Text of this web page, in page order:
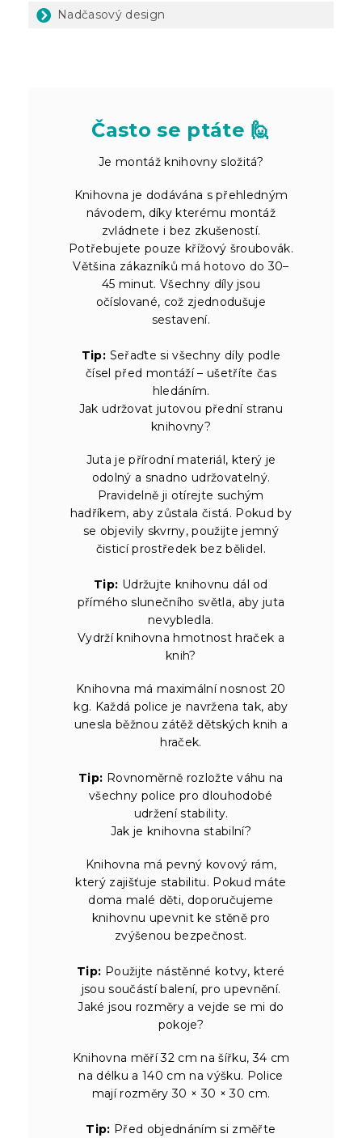
Nadčasový design
Často se ptáte 🙋
Je montáž knihovny složitá?
Knihovna je dodávána s přehledným
návodem, díky kterému montáž
zvládnete i bez zkušeností.
Potřebujete pouze křížový šroubovák.
Většina zákazníků má hotovo do 30–
45 minut. Všechny díly jsou
očíslované, což zjednodušuje
sestavení.
Tip: Seřaďte si všechny díly podle
čísel před montáží – ušetříte čas
hledáním.
Jak udržovat jutovou přední stranu
knihovny?
Juta je přírodní materiál, který je
odolný a snadno udržovatelný.
Pravidelně ji otírejte suchým
hadříkem, aby zůstala čistá. Pokud by
se objevily skvrny, použijte jemný
čisticí prostředek bez bělidel.
Tip: Udržujte knihovnu dál od
přímého slunečního světla, aby juta
nevybledla.
Vydrží knihovna hmotnost hraček a
knih?
Knihovna má maximální nosnost 20
kg. Každá police je navržena tak, aby
unesla běžnou zátěž dětských knih a
hraček.
Tip: Rovnoměrně rozložte váhu na
všechny police pro dlouhodobé
udržení stability.
Jak je knihovna stabilní?
Knihovna má pevný kovový rám,
který zajišťuje stabilitu. Pokud máte
doma malé děti, doporučujeme
knihovnu upevnit ke stěně pro
zvýšenou bezpečnost.
Tip: Použijte nástěnné kotvy, které
jsou součástí balení, pro upevnění.
Jaké jsou rozměry a vejde se mi do
pokoje?
Knihovna měří 32 cm na šířku, 34 cm
na délku a 140 cm na výšku. Police
mají rozměry 30 × 30 × 30 cm.
Tip: Před objednáním si změřte